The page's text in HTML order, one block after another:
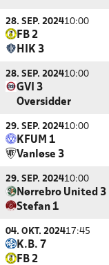
28. SEP. 202410:00
FB 2
HIK 3
28. SEP. 202410:00
GVI 3
Oversidder
29. SEP. 202410:00
KFUM 1
Vanløse 3
29. SEP. 202410:00
Nørrebro United 3
Stefan 1
04. OKT. 202417:45
K.B. 7
FB 2